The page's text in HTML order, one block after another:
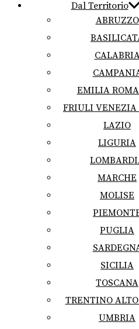
Dal Territorio
ABRUZZO
EMILIA
FRIULI
LAZIO
LIGURIA
MARCHE
MOLISE
PUGLIA
SICILIA
TOSCANA
TRENTINO
UMBRIA